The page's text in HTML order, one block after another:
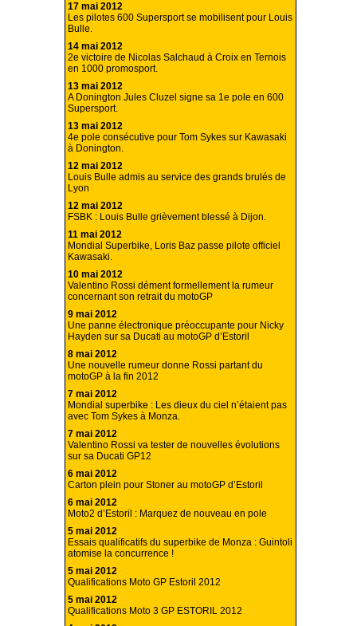
17 mai 2012
Les pilotes 600 Supersport se mobilisent pour Louis
Bulle.
14 mai 2012
2e victoire de Nicolas Salchaud à Croix en Ternois
en 1000 promosport.
13 mai 2012
A Donington Jules Cluzel signe sa 1e pole en 600
Supersport.
13 mai 2012
4e pole consécutive pour Tom Sykes sur Kawasaki
à Donington.
12 mai 2012
Louis Bulle admis au service des grands brulés de
Lyon
12 mai 2012
FSBK : Louis Bulle grièvement blessé à Dijon.
11 mai 2012
Mondial Superbike, Loris Baz passe pilote officiel
Kawasaki.
10 mai 2012
Valentino Rossi dément formellement la rumeur
concernant son retrait du motoGP
9 mai 2012
Une panne électronique préoccupante pour Nicky
Hayden sur sa Ducati au motoGP d’Estoril
8 mai 2012
Une nouvelle rumeur donne Rossi partant du
motoGP à la fin 2012
7 mai 2012
Mondial superbike : Les dieux du ciel n’étaient pas
avec Tom Sykes à Monza.
7 mai 2012
Valentino Rossi va tester de nouvelles évolutions
sur sa Ducati GP12
6 mai 2012
Carton plein pour Stoner au motoGP d’Estoril
6 mai 2012
Moto2 d’Estoril : Marquez de nouveau en pole
5 mai 2012
Essais qualificatifs du superbike de Monza : Guintoli
atomise la concurrence !
5 mai 2012
Qualifications Moto GP Estoril 2012
5 mai 2012
Qualifications Moto 3 GP ESTORIL 2012